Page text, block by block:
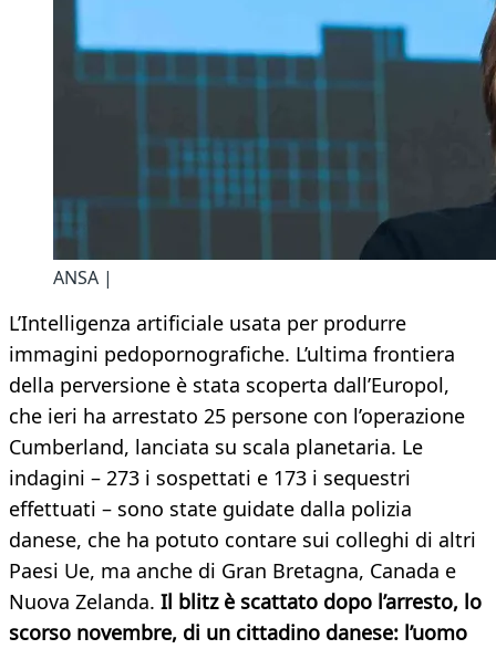
ANSA |
L’Intelligenza artificiale usata per produrre
immagini pedopornografiche. L’ultima frontiera
della perversione è stata scoperta dall’Europol,
che ieri ha arrestato 25 persone con l’operazione
Cumberland, lanciata su scala planetaria. Le
indagini – 273 i sospettati e 173 i sequestri
effettuati – sono state guidate dalla polizia
danese, che ha potuto contare sui colleghi di altri
Paesi Ue, ma anche di Gran Bretagna, Canada e
Nuova Zelanda. Il blitz è scattato dopo l’arresto, lo
scorso novembre, di un cittadino danese: l’uomo